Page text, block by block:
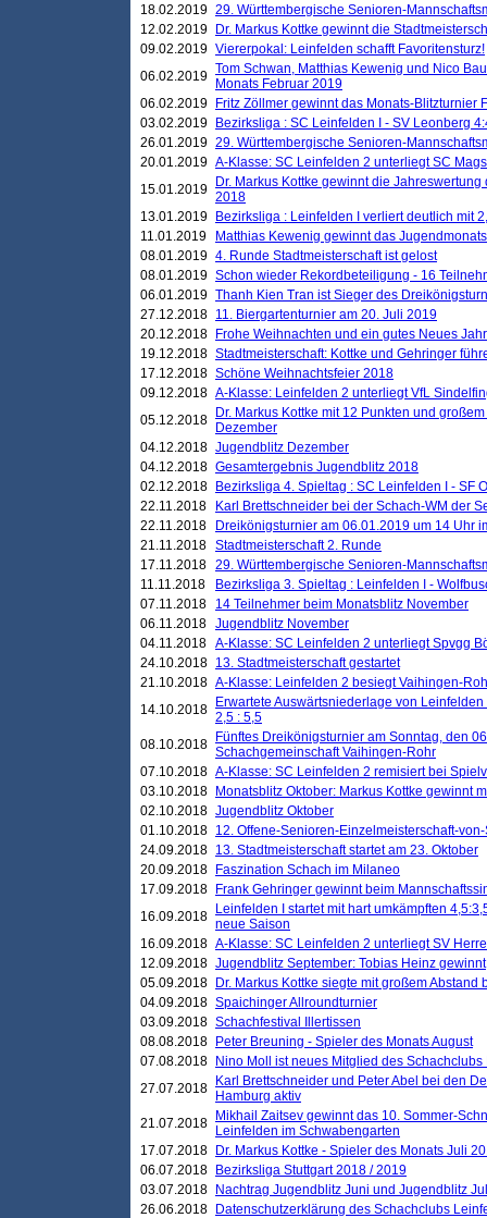
18.02.2019 29. Württembergische Senioren-
12.02.2019
Dr. Markus Kottke gewinnt die
09.02.2019 Viererpokal: Leinfelden schafft Favoritensturz!
06.02.2019 Tom Schwan, Matthias Kewenig und Nico
Monats Februar 2019
06.02.2019
Fritz Zöllmer gewinnt das Monats-Blitzturnier
03.02.2019
Bezirksliga : SC Leinfelden I - SV Leonberg
26.01.2019 29. Württembergische Senioren-
20.01.2019 A-Klasse: SC Leinfelden 2 unterliegt SC
15.01.2019
Dr. Markus Kottke gewinnt die
2018
13.01.2019
Bezirksliga : Leinfelden I verliert deutlich mit
11.01.2019
Matthias Kewenig gewinnt das
08.01.2019 4. Runde Stadtmeisterschaft ist gelost
08.01.2019 Schon wieder Rekordbeteiligung - 16
06.01.2019 Thanh Kien Tran ist Sieger des
27.12.2018 11. Biergartenturnier am 20. Juli 2019
20.12.2018
Frohe Weihnachten und ein gutes Neues
19.12.2018 Stadtmeisterschaft: Kottke und Gehringer
17.12.2018 Schöne Weihnachtsfeier 2018
09.12.2018 A-Klasse: Leinfelden 2 unterliegt VfL
05.12.2018
Dr. Markus Kottke mit 12 Punkten und
Dezember
04.12.2018 Jugendblitz Dezember
04.12.2018 Gesamtergebnis Jugendblitz 2018
02.12.2018
Bezirksliga 4. Spieltag : SC Leinfelden I - SF
22.11.2018
Karl Brettschneider bei der Schach-WM der
22.11.2018
Dreikönigsturnier am 06.01.2019 um 14 Uhr
21.11.2018 Stadtmeisterschaft 2. Runde
17.11.2018 29. Württembergische Senioren-
11.11.2018
Bezirksliga 3. Spieltag : Leinfelden I -
07.11.2018
14 Teilnehmer beim Monatsblitz November
06.11.2018 Jugendblitz November
04.11.2018 A-Klasse: SC Leinfelden 2 unterliegt Spvgg
24.10.2018 13. Stadtmeisterschaft gestartet
21.10.2018 A-Klasse: Leinfelden 2 besiegt Vaihingen-
14.10.2018
Erwartete Auswärtsniederlage von
2,5 : 5,5
08.10.2018
Fünftes Dreikönigsturnier am Sonntag, den
Schachgemeinschaft Vaihingen-Rohr
07.10.2018 A-Klasse: SC Leinfelden 2 remisiert bei
03.10.2018
Monatsblitz Oktober: Markus Kottke gewinnt
02.10.2018 Jugendblitz Oktober
01.10.2018 12. Offene-Senioren-Einzelmeisterschaft-
24.09.2018 13. Stadtmeisterschaft startet am 23. Oktober
20.09.2018
Faszination Schach im Milaneo
17.09.2018
Frank Gehringer gewinnt beim
16.09.2018
Leinfelden I startet mit hart umkämpften
neue Saison
16.09.2018 A-Klasse: SC Leinfelden 2 unterliegt SV
12.09.2018 Jugendblitz September: Tobias Heinz gewinnt
05.09.2018
Dr. Markus Kottke siegte mit großem
04.09.2018 Spaichinger Allroundturnier
03.09.2018 Schachfestival Illertissen
08.08.2018
Peter Breuning - Spieler des Monats August
07.08.2018
Nino Moll ist neues Mitglied des
27.07.2018
Karl Brettschneider und Peter Abel bei den
Hamburg aktiv
21.07.2018
Mikhail Zaitsev gewinnt das 10. Sommer-
Leinfelden im Schwabengarten
17.07.2018
Dr. Markus Kottke - Spieler des Monats Juli
06.07.2018
Bezirksliga Stuttgart 2018 / 2019
03.07.2018
Nachtrag Jugendblitz Juni und Jugendblitz
26.06.2018
Datenschutzerklärung des Schachclubs